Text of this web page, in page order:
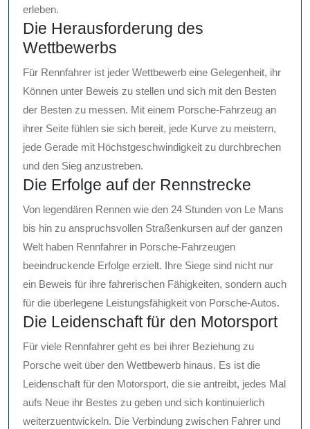
erleben.
Die Herausforderung des
Wettbewerbs
Für Rennfahrer ist jeder Wettbewerb eine Gelegenheit, ihr
Können unter Beweis zu stellen und sich mit den Besten
der Besten zu messen. Mit einem Porsche-Fahrzeug an
ihrer Seite fühlen sie sich bereit, jede Kurve zu meistern,
jede Gerade mit Höchstgeschwindigkeit zu durchbrechen
und den Sieg anzustreben.
Die Erfolge auf der Rennstrecke
Von legendären Rennen wie den 24 Stunden von Le Mans
bis hin zu anspruchsvollen Straßenkursen auf der ganzen
Welt haben Rennfahrer in Porsche-Fahrzeugen
beeindruckende Erfolge erzielt. Ihre Siege sind nicht nur
ein Beweis für ihre fahrerischen Fähigkeiten, sondern auch
für die überlegene Leistungsfähigkeit von Porsche-Autos.
Die Leidenschaft für den Motorsport
Für viele Rennfahrer geht es bei ihrer Beziehung zu
Porsche weit über den Wettbewerb hinaus. Es ist die
Leidenschaft für den Motorsport, die sie antreibt, jedes Mal
aufs Neue ihr Bestes zu geben und sich kontinuierlich
weiterzuentwickeln. Die Verbindung zwischen Fahrer und